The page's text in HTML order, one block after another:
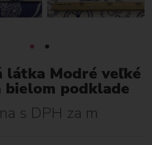
látka Modré veľké
bielom podklade
s DPH za m